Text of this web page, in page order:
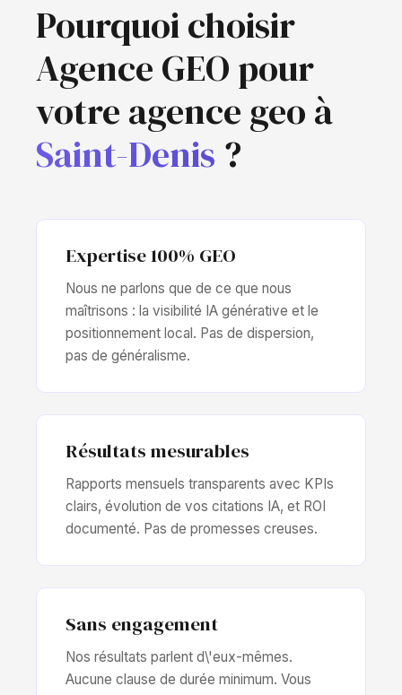
Pourquoi choisir
Agence GEO pour
votre agence geo à
Saint-Denis ?
Expertise 100% GEO
Nous ne parlons que de ce que nous
maîtrisons : la visibilité IA générative et le
positionnement local. Pas de dispersion,
pas de généralisme.
Résultats mesurables
Rapports mensuels transparents avec KPIs
clairs, évolution de vos citations IA, et ROI
documenté. Pas de promesses creuses.
Sans engagement
Nos résultats parlent d\'eux-mêmes.
Aucune clause de durée minimum. Vous